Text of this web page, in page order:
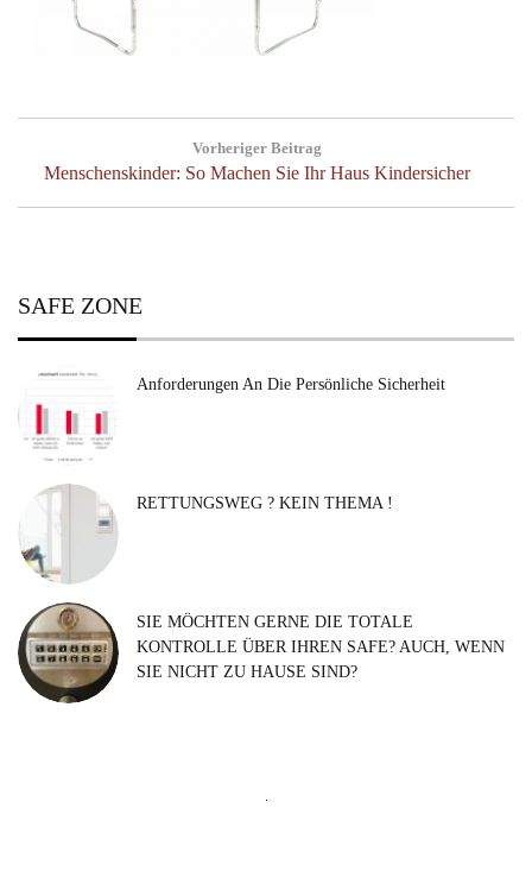
Vorheriger Beitrag
Previous
Post:
Menschenskinder: So Machen Sie Ihr Haus Kindersicher
SAFE ZONE
Anforderungen An Die Persönliche Sicherheit
RETTUNGSWEG ? KEIN THEMA !
SIE MÖCHTEN GERNE DIE TOTALE
KONTROLLE ÜBER IHREN SAFE? AUCH, WENN
SIE NICHT ZU HAUSE SIND?